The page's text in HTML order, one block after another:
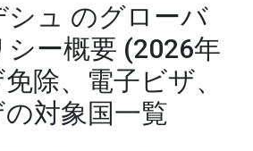
ュ のグローバ
ー概要 (2026年
除、電子ビザ、
対象国一覧